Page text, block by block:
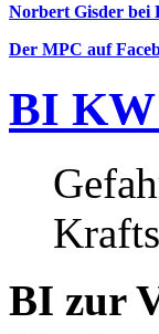
Norbert Gisder bei
Der MPC auf
BI KW
BI zur